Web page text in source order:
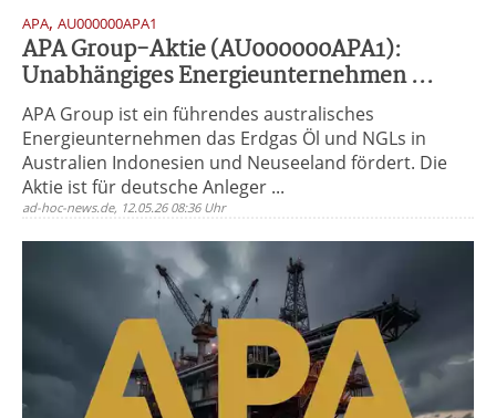
APA, AU000000APA1
APA Group-Aktie (AU000000APA1):
Unabhängiges Energieunternehmen ...
APA Group ist ein führendes australisches
Energieunternehmen das Erdgas Öl und NGLs in
Australien Indonesien und Neuseeland fördert. Die
Aktie ist für deutsche Anleger ...
ad-hoc-news.de, 12.05.26 08:36 Uhr